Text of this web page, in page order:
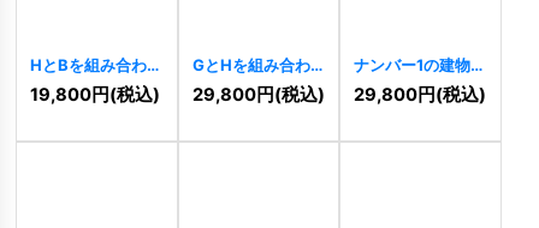
HとBを組み合わせ
たロゴ[7629]
19,800円(税込)
GとHを組み合わ
せた豪華なロゴ
7627]
29,800円(税込)
ナンバー1の建物と
輝く高級ロゴ
7617 ]
29,800円(税込)